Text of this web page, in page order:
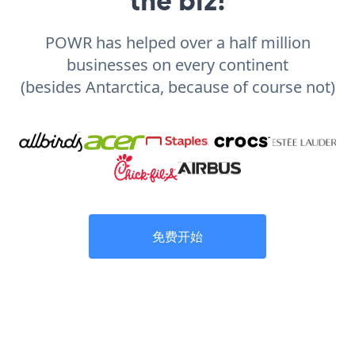
POWR has helped over a half million
businesses on every continent
(besides Antarctica, because of course not)
免费开始